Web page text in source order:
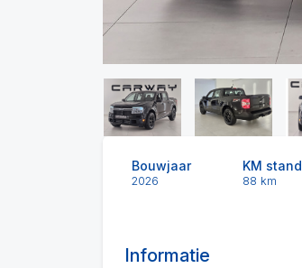
Bouwjaar
2026
KM stand
88 km
Informatie